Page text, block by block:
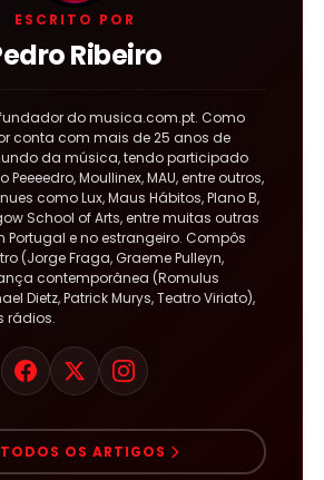
ESCRITO POR
Ribeiro
fundador do musica.com.pt. Como
conta com mais de 25 anos de
da música, tendo participado
Moullinex, MAU, entre outros,
como Lux, Maus Hábitos, Plano B,
School of Arts, entre muitas outras
Portugal e no estrangeiro. Compôs
(Jorge Fraga, Graeme Pulleyn,
contemporânea (Romulus
Dietz, Patrick Murys, Teatro Viriato),
rádios.
OS ARTIGOS